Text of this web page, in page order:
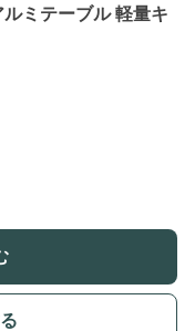
ミテーブル 軽量キ